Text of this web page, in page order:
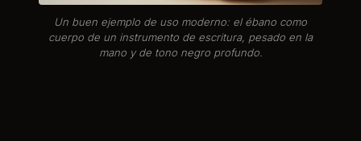
Un buen ejemplo de uso moderno: el ébano como
cuerpo de un instrumento de escritura, pesado en la
mano y de tono negro profundo.